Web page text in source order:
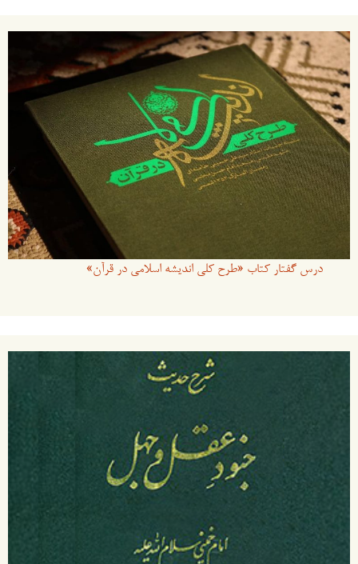
درس گفتار کتاب «طرح کلی اندیشه اسلامی در قرآن»